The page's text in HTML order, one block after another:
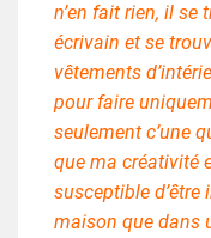
n’en fait rien, il se
écrivain et se
vêtements
pour faire
seulement c’une
que ma créativité
susceptible
maison que dans